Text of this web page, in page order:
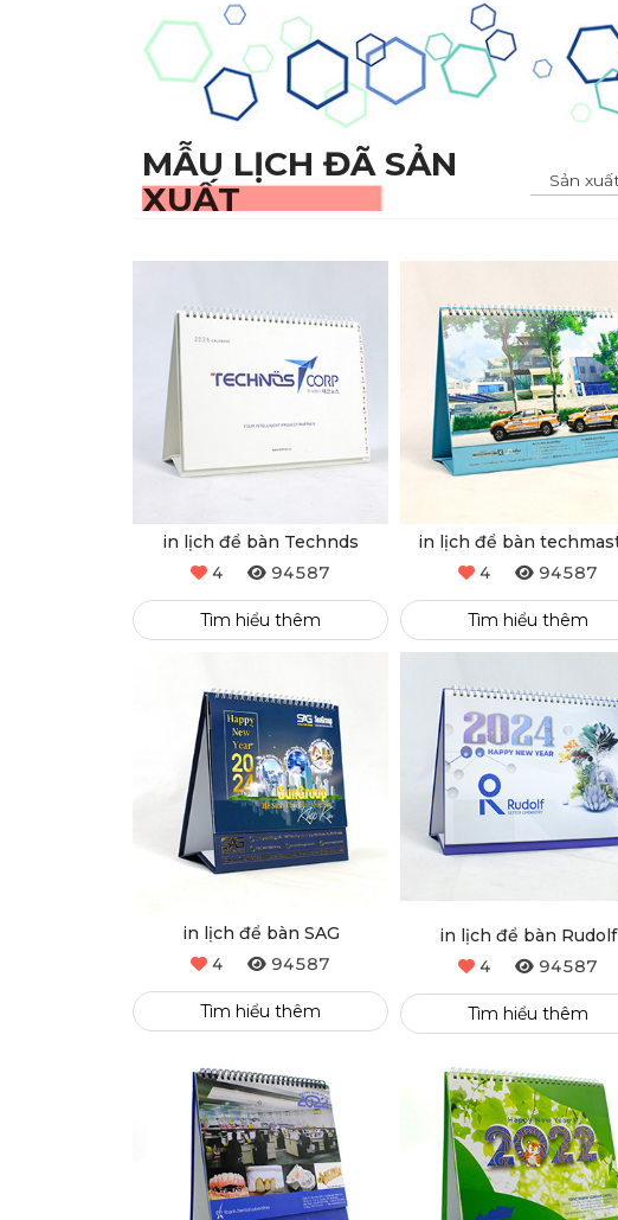
MẪU LỊCH ĐÃ SẢN
XUẤT
Sản
in lịch để bàn Technds
4
94587
Tìm hiểu thêm
in lịch để bàn
4
94587
Tìm hiểu thêm
in lịch để bàn SAG
4
94587
Tìm hiểu thêm
in lịch để bàn Rudolf
4
94587
Tìm hiểu thêm